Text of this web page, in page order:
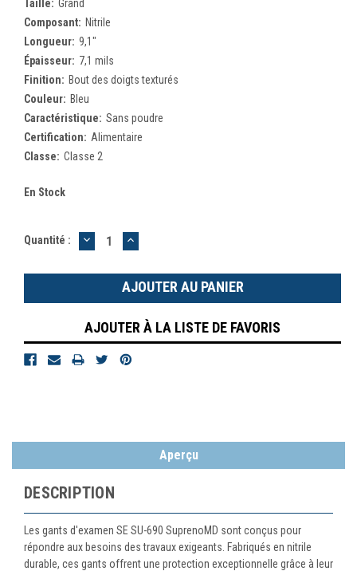
Taille: Grand
Composant: Nitrile
Longueur: 9,1"
Épaisseur: 7,1 mils
Finition: Bout des doigts texturés
Couleur: Bleu
Caractéristique: Sans poudre
Certification: Alimentaire
Classe: Classe 2
En Stock
Quantité : DIMINUER
LA
:
AUGMENTER
LA
:
AJOUTER À LA LISTE DE FAVORIS
Aperçu
DESCRIPTION
Les gants d'examen SE SU-690 SuprenoMD sont conçus pour
répondre aux besoins des travaux exigeants. Fabriqués en nitrile
durable, ces gants offrent une protection exceptionnelle grâce à leur